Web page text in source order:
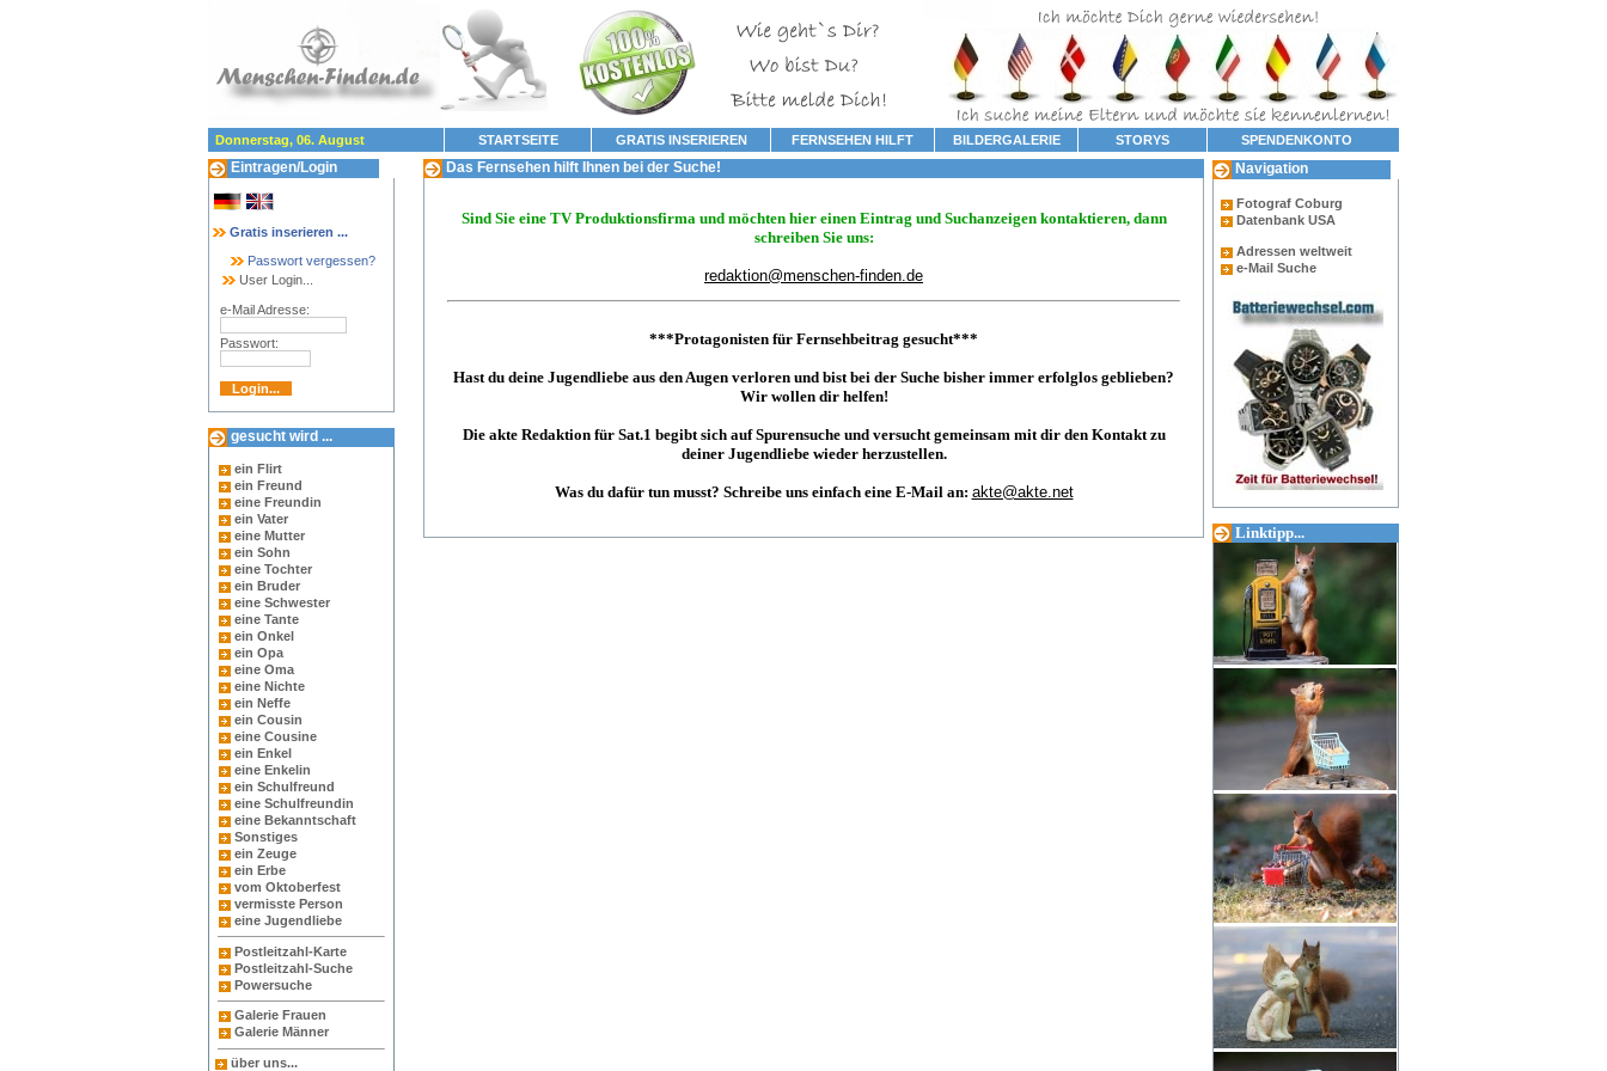
Donnerstag, 06. August STARTSEITE GRATIS INSERIEREN FERNSEHEN HILFT BILDERGALERIE STORYS SPENDENKONTO
Eintragen/Login
Gratis inserieren ...
Passwort vergessen?
User Login...
e-Mail Adresse:
Passwort:
gesucht wird ...
ein Flirt
ein Freund
eine Freundin
ein Vater
eine Mutter
ein Sohn
eine Tochter
ein Bruder
eine Schwester
eine Tante
ein Onkel
ein Opa
eine Oma
eine Nichte
ein Neffe
ein Cousin
eine Cousine
ein Enkel
eine Enkelin
ein Schulfreund
eine Schulfreundin
eine Bekanntschaft
Sonstiges
ein Zeuge
ein Erbe
vom Oktoberfest
vermisste Person
eine Jugendliebe
Postleitzahl-Karte
Postleitzahl-Suche
Powersuche
Galerie Frauen
Galerie Männer
über uns...
Das Fernsehen hilft Ihnen bei der Suche!
Sind Sie eine TV Produktionsfirma und möchten hier einen Eintrag und Suchanzeigen kontaktieren, dann
schreiben Sie uns:
redaktion@menschen-finden.de
***Protagonisten für Fernsehbeitrag gesucht***
Hast du deine Jugendliebe aus den Augen verloren und bist bei der Suche bisher immer erfolglos geblieben?
Wir wollen dir helfen!
Die akte Redaktion für Sat.1 begibt sich auf Spurensuche und versucht gemeinsam mit dir den Kontakt zu
deiner Jugendliebe wieder herzustellen.
Was du dafür tun musst? Schreibe uns einfach eine E-Mail an: akte@akte.net
Navigation
Fotograf Coburg
Datenbank USA
Adressen weltweit
e-Mail Suche
Linktipp...